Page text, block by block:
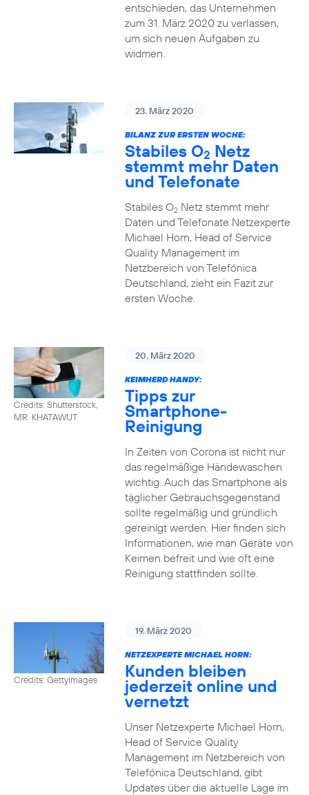
entschieden, das Unternehmen
zum 31. März 2020 zu verlassen,
um sich neuen Aufgaben zu
widmen.
23. März 2020
BILANZ ZUR ERSTEN WOCHE:
Stabiles O2 Netz
stemmt mehr Daten
und Telefonate
Stabiles O2Netz stemmt mehr
Daten und Telefonate Netzexperte
Michael Horn, Head of Service
Quality Management im
Netzbereich von Telefónica
Deutschland, zieht ein Fazit zur
ersten Woche.
Credits: Shutterstock,
MR. KHATAWUT
20. März 2020
KEIMHERD HANDY:
Tipps zur
Smartphone-
Reinigung
In Zeiten von Corona ist nicht nur
das regelmäßige Händewaschen
wichtig. Auch das Smartphone als
täglicher Gebrauchsgegenstand
sollte regelmäßig und gründlich
gereinigt werden. Hier finden sich
Informationen, wie man Geräte von
Keimen befreit und wie oft eine
Reinigung stattfinden sollte.
Credits: Gettyimages
19. März 2020
NETZEXPERTE MICHAEL HORN:
Kunden bleiben
jederzeit online und
vernetzt
Unser Netzexperte Michael Horn,
Head of Service Quality
Management im Netzbereich von
Telefónica Deutschland, gibt
Updates über die aktuelle Lage im